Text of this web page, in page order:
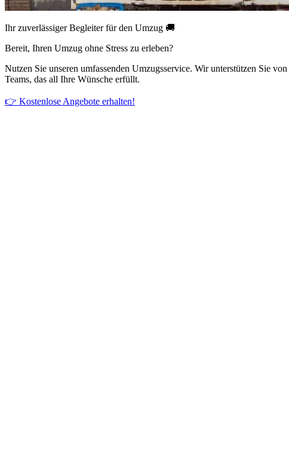
Ihr zuverlässiger Begleiter für den Umzug 🚚
Bereit, Ihren Umzug ohne Stress zu erleben?
Nutzen Sie unseren umfassenden Umzugsservice. Wir unterstützen Sie
Teams, das all Ihre Wünsche erfüllt.
👉 Kostenlose Angebote erhalten!